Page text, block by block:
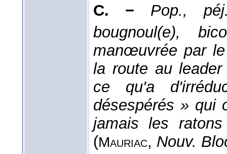
C. −
Pop.,
bougnoul(e),
manœuvrée par
la route au
ce qu'a
désespérés » qui
jamais les
(Mauriac, Nouv.